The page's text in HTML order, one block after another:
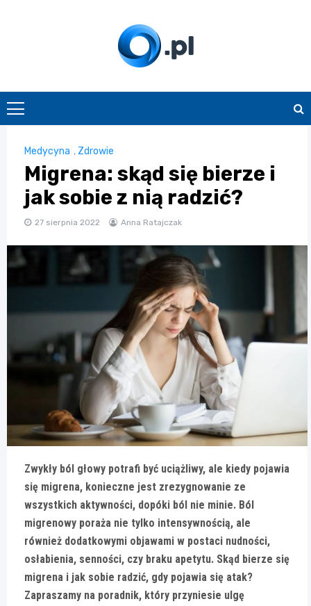
O.pl
Medycyna , Zdrowie
Migrena: skąd się bierze i
jak sobie z nią radzić?
27 sierpnia 2022 Anna Ratajczak
Zwykły ból głowy potrafi być uciążliwy, ale kiedy pojawia
się migrena, konieczne jest zrezygnowanie ze
wszystkich aktywności, dopóki ból nie minie. Ból
migrenowy poraża nie tylko intensywnością, ale
również dodatkowymi objawami w postaci nudności,
osłabienia, senności, czy braku apetytu. Skąd bierze się
migrena i jak sobie radzić, gdy pojawia się atak?
Zapraszamy na poradnik, który przyniesie ulgę